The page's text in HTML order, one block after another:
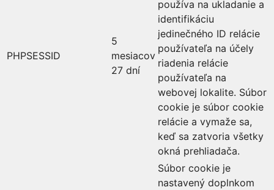
PHPSESSID
5
mesiacov
27 dní
používa na ukladanie a
identifikáciu
jedinečného ID relácie
používateľa na účely
riadenia relácie
používateľa na
webovej lokalite. Súbor
cookie je súbor cookie
relácie a vymaže sa,
keď sa zatvoria všetky
okná prehliadača.
Súbor cookie je
nastavený doplnkom